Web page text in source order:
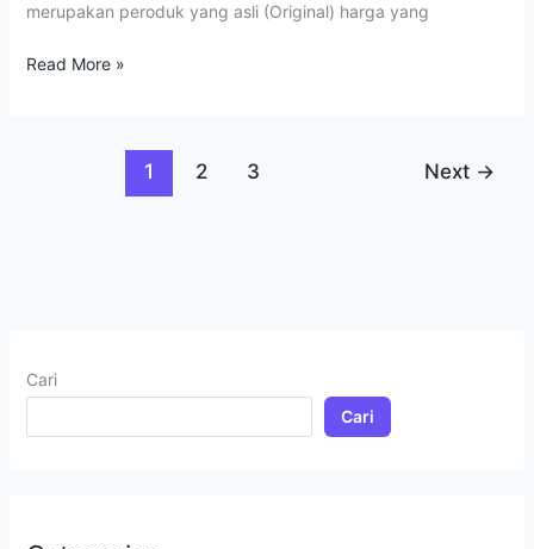
merupakan peroduk yang asli (Original) harga yang
Read More »
1 2 3 Next →
Cari
Cari